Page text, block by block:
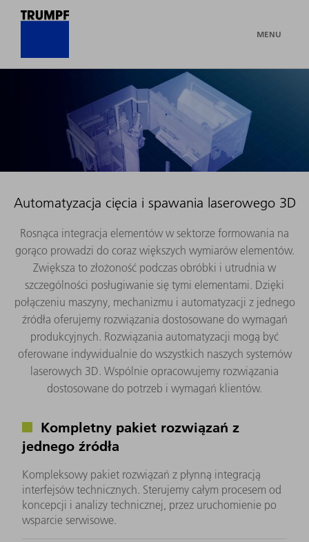
MENU
Automatyzacja cięcia i spawania laserowego 3D
Rosnąca integracja elementów w sektorze formowania na
gorąco prowadzi do coraz większych wymiarów elementów.
Zwiększa to złożoność podczas obróbki i utrudnia w
szczególności posługiwanie się tymi elementami. Dzięki
połączeniu maszyny, mechanizmu i automatyzacji z jednego
źródła oferujemy rozwiązania dostosowane do wymagań
produkcyjnych. Rozwiązania automatyzacji mogą być
oferowane indywidualnie do wszystkich naszych systemów
laserowych 3D. Wspólnie opracowujemy rozwiązania
dostosowane do potrzeb i wymagań klientów.
Kompletny pakiet rozwiązań z
jednego źródła
Kompleksowy pakiet rozwiązań z płynną integracją
interfejsów technicznych. Sterujemy całym procesem od
koncepcji i analizy technicznej, przez uruchomienie po
wsparcie serwisowe.